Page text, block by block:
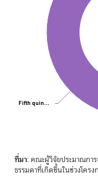
Fifth quin…
Fifth quin…
End of interactive
ที่มา: คณะผู้วิจัยประมาณกา
ธรรมดาที่เกิดขึ้นในช่วงโครง